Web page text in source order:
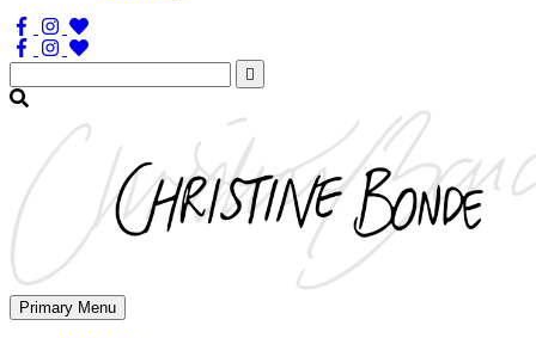
Søg
efter:
Primary Menu